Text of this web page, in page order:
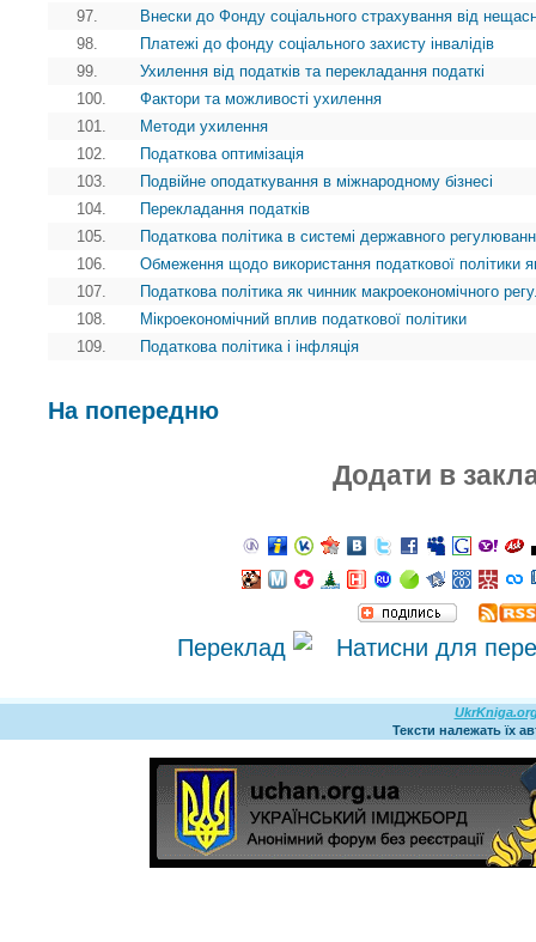
97.
Внески до Фонду соціального страхування від
98.
Платежі до фонду соціального захисту інвалідів
99.
Ухилення від податків та перекладання податкі
100.
Фактори та можливості ухилення
101.
Методи ухилення
102.
Податкова оптимізація
103.
Подвійне оподаткування в міжнародному бізнесі
104.
Перекладання податків
105.
Податкова політика в системі державного
106.
Обмеження щодо використання податкової політики
107.
Податкова політика як чинник макроекономічного
108.
Мікроекономічний вплив податкової політики
109.
Податкова політика і інфляція
На попередню
Додати в
Переклад
Тексти належать їх